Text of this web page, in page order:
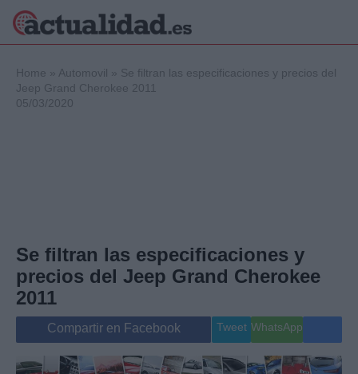
Internacional
Viajes
Gente
Musica
Home » Automovil » Se filtran las especificaciones y precios del
Jeep Grand Cherokee 2011
05/03/2020
Se filtran las especificaciones y
precios del Jeep Grand Cherokee
2011
Compartir en Facebook Tweet WhatsApp